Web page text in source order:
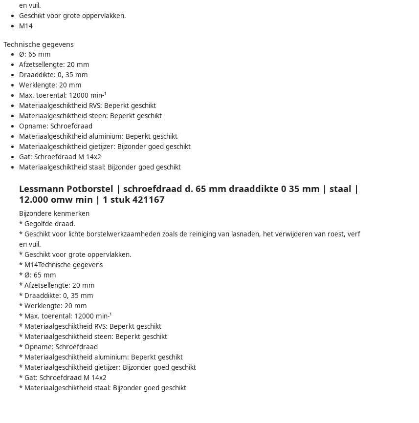
en vuil.
Geschikt voor grote oppervlakken.
M14
Technische gegevens
Ø: 65 mm
Afzetsellengte: 20 mm
Draaddikte: 0, 35 mm
Werklengte: 20 mm
Max. toerental: 12000 min-¹
Materiaalgeschiktheid RVS: Beperkt geschikt
Materiaalgeschiktheid steen: Beperkt geschikt
Opname: Schroefdraad
Materiaalgeschiktheid aluminium: Beperkt geschikt
Materiaalgeschiktheid gietijzer: Bijzonder goed geschikt
Gat: Schroefdraad M 14x2
Materiaalgeschiktheid staal: Bijzonder goed geschikt
Lessmann Potborstel | schroefdraad d. 65 mm draaddikte 0 35 mm | staal |
12.000 omw min | 1 stuk 421167
Bijzondere kenmerken
* Gegolfde draad.
* Geschikt voor lichte borstelwerkzaamheden zoals de reiniging van lasnaden, het verwijderen van roest, verf
en vuil.
* Geschikt voor grote oppervlakken.
* M14Technische gegevens
* Ø: 65 mm
* Afzetsellengte: 20 mm
* Draaddikte: 0, 35 mm
* Werklengte: 20 mm
* Max. toerental: 12000 min-¹
* Materiaalgeschiktheid RVS: Beperkt geschikt
* Materiaalgeschiktheid steen: Beperkt geschikt
* Opname: Schroefdraad
* Materiaalgeschiktheid aluminium: Beperkt geschikt
* Materiaalgeschiktheid gietijzer: Bijzonder goed geschikt
* Gat: Schroefdraad M 14x2
* Materiaalgeschiktheid staal: Bijzonder goed geschikt